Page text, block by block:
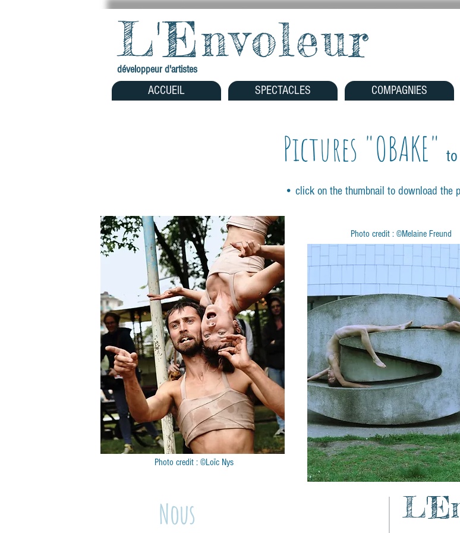
L'Envoleur
développeur d'artistes
ACCUEIL SPECTACLES COMPAGNIES
Pictures "OBAKE"
• click on the thumbnail to download the
Photo credit : ©Melaine Freund
Photo credit : ©Loïc Nys
Nous